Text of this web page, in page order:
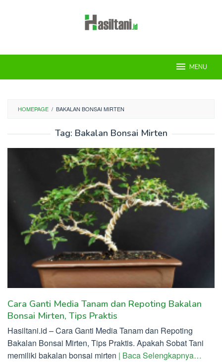
MENU
HOMEPAGE / BAKALAN BONSAI MIRTEN
Tag: Bakalan Bonsai Mirten
Cara Ganti Media Tanam dan Repoting Bakalan
Bonsai Mirten, Tips Praktis
Hasiltani.id – Cara Ganti Media Tanam dan Repoting
Bakalan Bonsai Mirten, Tips Praktis. Apakah Sobat Tani
memiliki bakalan bonsai mirten | Baca Selengkapnya…